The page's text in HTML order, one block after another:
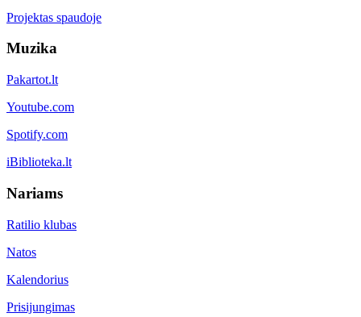
Projektas spaudoje
Muzika
Pakartot.lt
Youtube.com
Spotify.com
iBiblioteka.lt
Nariams
Ratilio klubas
Natos
Kalendorius
Prisijungimas